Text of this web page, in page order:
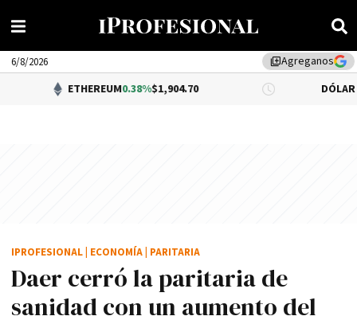
library_addAgreganos
6/8/2026
ETHEREUM0.38%$1,904.70 DÓLAR BNA 0.34%
Daer cerró la paritaria de
sanidad con un aumento del
IPROFESIONAL ECONOMÍA PARITARIA